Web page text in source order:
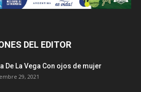
DEL EDITOR
De La Vega Con ojos de mujer
29, 2021